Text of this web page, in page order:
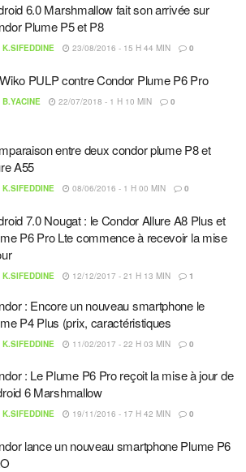
6.0 Marshmallow fait son arrivée sur
Plume P5 et P8
K.SIFEDDINE 23/08/2016 - 15 H 44 MIN 0
PULP contre Condor Plume P6 Pro
B.YACINE 22/07/2018 - 1 H 10 MIN 0
entre deux condor plume P8 et
A55
K.SIFEDDINE 08/06/2016 - 1 H 00 MIN 0
7.0 Nougat : le Condor Allure A8 Plus et
P6 Pro Lte commence à recevoir la mise
K.SIFEDDINE 12/12/2017 - 21 H 13 MIN 1
: Encore un nouveau smartphone le
P4 Plus (prix, caractéristiques
K.SIFEDDINE 11/02/2017 - 22 H 03 MIN 0
: Le Plume P6 Pro reçoit la mise à jour de
6 Marshmallow
K.SIFEDDINE 19/11/2016 - 17 H 42 MIN 0
lance un nouveau smartphone Plume P6